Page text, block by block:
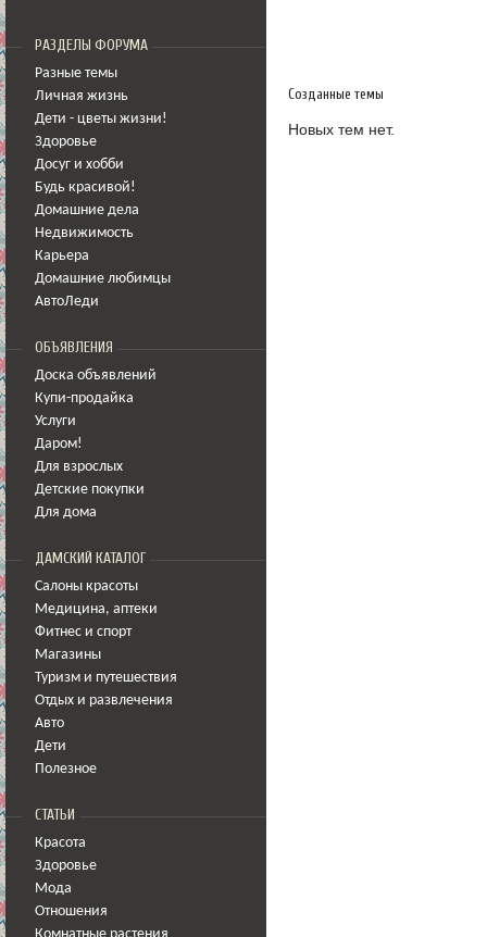
РАЗДЕЛЫ ФОРУМА
Разные темы
Личная жизнь
Дети - цветы жизни!
Здоровье
Досуг и хобби
Будь красивой!
Домашние дела
Недвижимость
Карьера
Домашние любимцы
АвтоЛеди
ОБЪЯВЛЕНИЯ
Доска объявлений
Купи-продайка
Услуги
Даром!
Для взрослых
Детские покупки
Для дома
ДАМСКИЙ КАТАЛОГ
Салоны красоты
Медицина, аптеки
Фитнес и спорт
Магазины
Туризм и путешествия
Отдых и развлечения
Авто
Дети
Полезное
СТАТЬИ
Красота
Здоровье
Мода
Отношения
Созданные темы
Новых тем нет.